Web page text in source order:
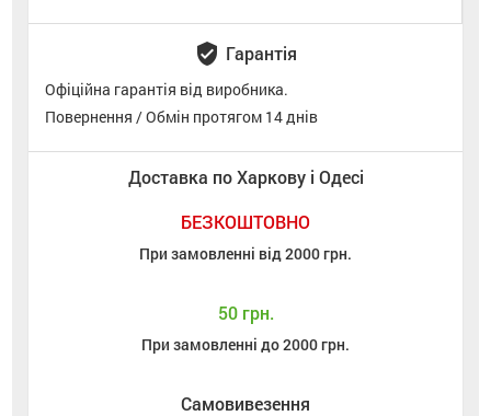
verified_user Гарантія
Офіційна гарантія від виробника.
Повернення / Обмін протягом 14 днів
Доставка по Харкову і Одесі
БЕЗКОШТОВНО
При замовленні від 2000 грн.
50 грн.
При замовленні до 2000 грн.
Самовивезення